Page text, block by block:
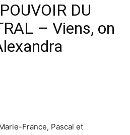
DU
– Viens, on
France, Pascal et